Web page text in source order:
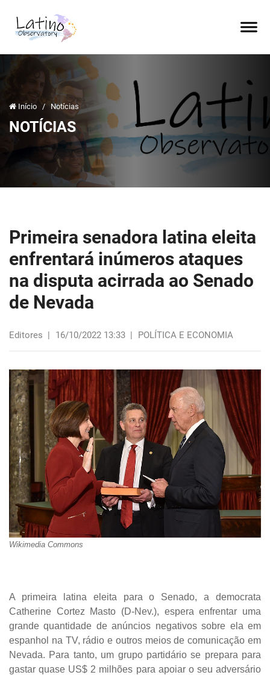
Início / Notícias
NOTÍCIAS
Primeira senadora latina eleita
enfrentará inúmeros ataques
na disputa acirrada ao Senado
de Nevada
Editores | 16/10/2022 13:33 | POLÍTICA E ECONOMIA
Wikimedia Commons
A primeira latina eleita para o Senado, a democrata
Catherine Cortez Masto (D-Nev.), espera enfrentar uma
grande quantidade de anúncios negativos sobre ela em
espanhol na TV, rádio e outros meios de comunicação em
Nevada. Para tanto, um grupo partidário se prepara para
gastar quase US$ 2 milhões para apoiar o seu adversário